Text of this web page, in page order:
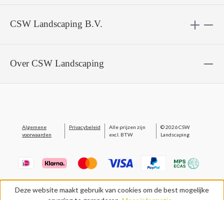
CSW Landscaping B.V.
Over CSW Landscaping
Algemene
voorwaarden
Privacybeleid
Alle prijzen zijn
excl. BTW
© 2026 CSW
Landscaping
Deze website maakt gebruik van cookies om de best mogelijke